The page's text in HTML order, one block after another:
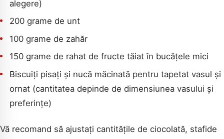
alegere)
200 grame de unt
100 grame de zahăr
150 grame de rahat de fructe tăiat în bucățele mici
Biscuiți pisați și nucă măcinată pentru tapetat vasul și
ornat (cantitatea depinde de dimensiunea vasului și
preferințe)
Vă recomand să ajustați cantitățile de ciocolată, stafide